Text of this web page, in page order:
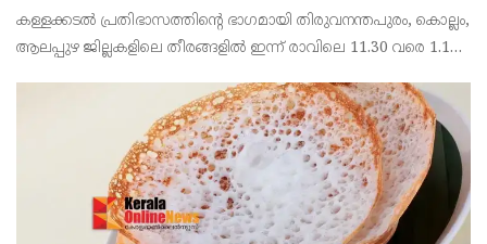
കള്ളക്കടൽ പ്രതിഭാസത്തിന്റെ ഭാഗമായി തിരുവനന്തപുരം, കൊല്ലം,
ആലപ്പുഴ ജില്ലകളിലെ തീരങ്ങളിൽ ഇന്ന് രാവിലെ 11.30 വരെ 1.1
കടലാക്രമണത്തിനും സാധ്യതയുണ്ടെന്ന് ദേശീയ സമ